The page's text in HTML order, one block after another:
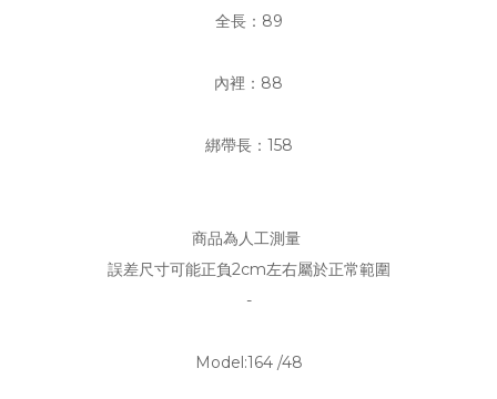
全長：89
內裡：88
綁帶長：158
商品為人工測量
誤差尺寸可能正負2cm左右屬於正常範圍
-
Model:164 /48